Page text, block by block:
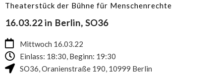
Theaterstück der Bühne für Menschenrechte
16.03.22 in Berlin, SO36
Mittwoch 16.03.22
Einlass: 18:30, Beginn: 19:30
SO36 Oranienstraße 190 10999 Berlin